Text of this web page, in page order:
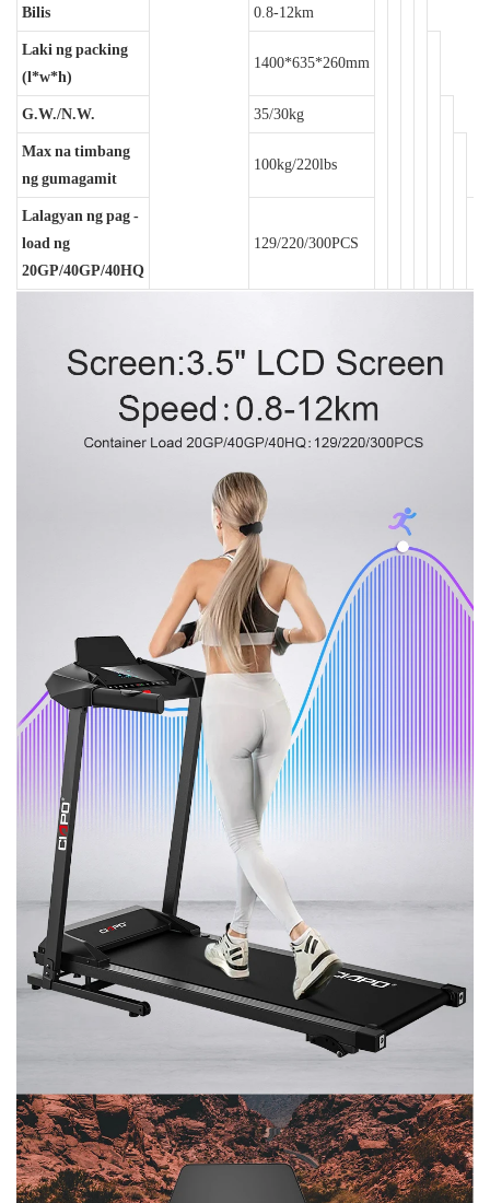
Bilis 0.8-12km
Laki ng packing
(l*w*h)
1400*635*260mm
G.W./N.W. 35/30kg
Max na timbang
ng gumagamit
100kg/220lbs
Lalagyan ng pag -
load ng
20GP/40GP/40HQ
129/220/300PCS